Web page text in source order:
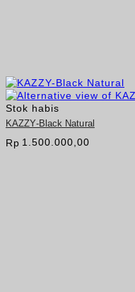
Stok habis
KAZZY-Black Natural
Rp 1.500.000,00